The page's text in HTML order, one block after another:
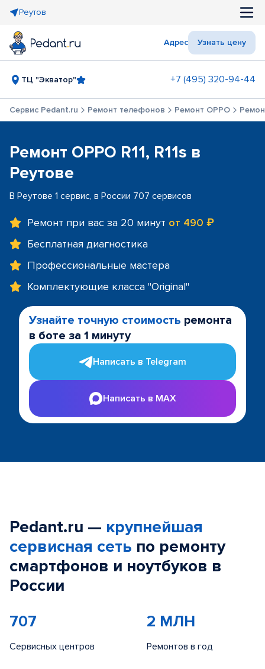
Реутов
Адрес Узнать цену
ТЦ "Экватор" +7 (495) 320-94-44
Сервис Pedant.ru Ремонт телефонов Ремонт OPPO
Ремонт OPPO R11, R11s в
Реутове
В Реутове 1 сервис, в России 707 сервисов
Ремонт при вас за 20 минут от 490 ₽
Бесплатная диагностика
Профессиональные мастера
Комплектующие класса "Original"
Узнайте точную стоимость ремонта
в боте за 1 минуту
Написать в Telegram
Написать в MAX
Pedant.ru — крупнейшая
сервисная сеть по ремонту
смартфонов и ноутбуков в
России
707
Сервисных центров
2 МЛН
Ремонтов в год